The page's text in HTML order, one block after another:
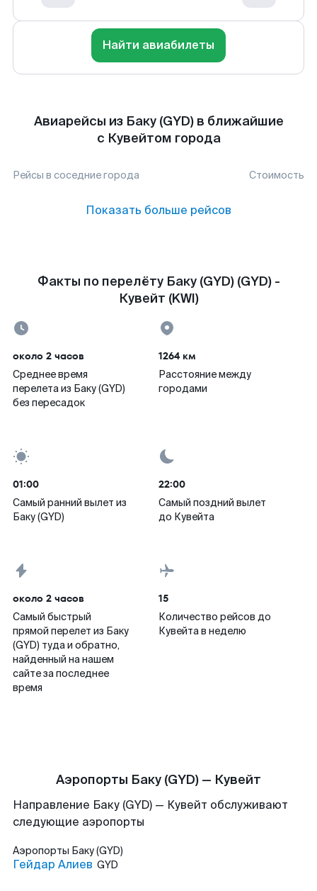
Найти авиабилеты
Авиарейсы из Баку (GYD) в ближайшие
с Кувейтом города
Рейсы в соседние города Стоимость
Показать больше рейсов
Факты по перелёту Баку (GYD) (GYD) -
Кувейт (KWI)
около 2 часов
Среднее время
перелета из Баку (GYD)
без пересадок
1264 км
Расстояние между
городами
01:00
Самый ранний вылет из
Баку (GYD)
22:00
Самый поздний вылет
до Кувейта
около 2 часов
Самый быстрый
прямой перелет из Баку
(GYD) туда и обратно,
найденный на нашем
сайте за последнее
время
15
Количество рейсов до
Кувейта в неделю
Аэропорты Баку (GYD) — Кувейт
Направление Баку (GYD) — Кувейт обслуживают
следующие аэропорты
Аэропорты Баку (GYD)
Гейдар Алиев GYD